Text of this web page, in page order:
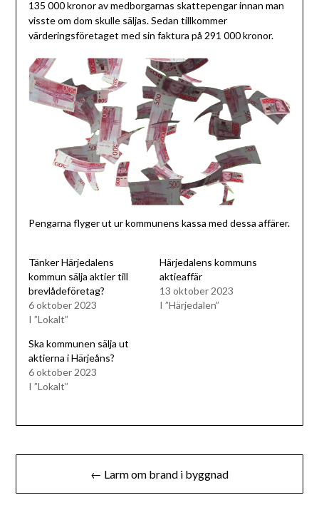
135 000 kronor av medborgarnas skattepengar innan man
visste om dom skulle säljas. Sedan tillkommer
värderingsföretaget med sin faktura på 291 000 kronor.
Pengarna flyger ut ur kommunens kassa med dessa affärer.
Tänker Härjedalens
kommun sälja aktier till
brevlådeföretag?
6 oktober 2023
I ”Lokalt”
Härjedalens kommuns
aktieaffär
13 oktober 2023
I ”Härjedalen”
Ska kommunen sälja ut
aktierna i Härjeåns?
6 oktober 2023
I ”Lokalt”
Inläggsnavigering
← Larm om brand i byggnad